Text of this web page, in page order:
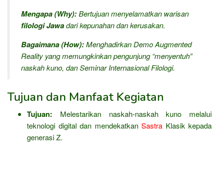
Mengapa (Why):Bertujuan menyelamatkan warisan
filologi Jawadari kepunahan dan kerusakan.
Bagaimana (How):Menghadirkan DemoAugmented
Reality yang memungkinkan pengunjung “menyentuh”
naskah kuno, dan Seminar Internasional Filologi.
Tujuan dan Manfaat Kegiatan
Tujuan: Melestarikan naskah-naskah kuno melalui
teknologi digital dan mendekatkan Sastra Klasik kepada
generasi Z.